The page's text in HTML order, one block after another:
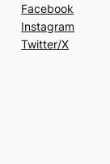
Facebook
Instagram
Twitter/X